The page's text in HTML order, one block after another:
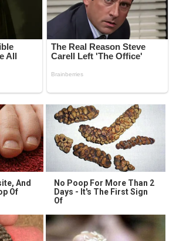
And
Of
No Poop For More Than 2
Days - It's The First Sign
Of